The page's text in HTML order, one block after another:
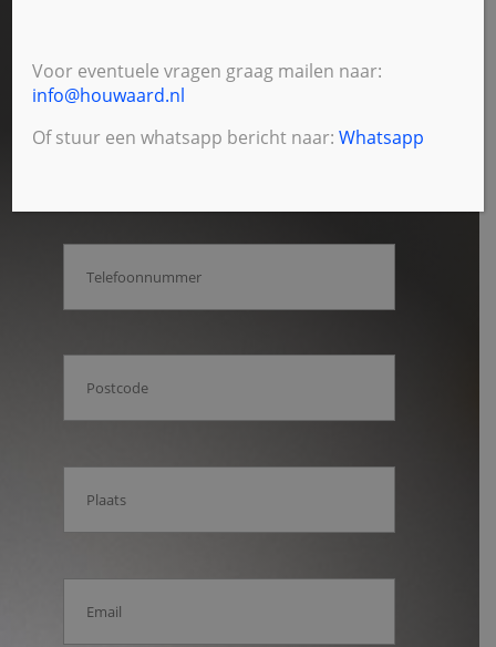
Voor eventuele vragen graag mailen naar:
info@houwaard.nl
Of stuur een whatsapp bericht naar:Whatsapp